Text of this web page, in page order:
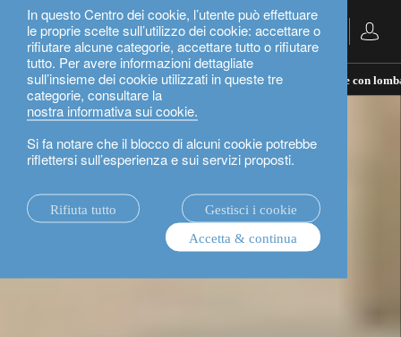
In questo Centro dei cookie, l’utente può effettuare
le proprie scelte sull’utilizzo dei cookie: accettare o
rifiutare alcune categorie, accettare tutto o rifiutare
tutto. Per avere informazioni dettagliate
sull’insieme dei cookie utilizzati in queste tre
categorie, consultare la
nostra informativa sui cookie.
Si fa notare che il blocco di alcuni cookie potrebbe
riflettersi sull’esperienza e sui servizi proposti.
Rifiuta tutto
Gestisci i cookie
Accetta & continua
Italiano
il nostro approccio alla gestione patrimoniale: investire con